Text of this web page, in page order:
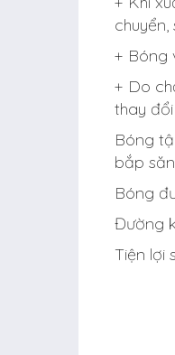
+ Bóng
+ Do
thay
Bóng
bắp
Bóng
Đường
Tiện lợi